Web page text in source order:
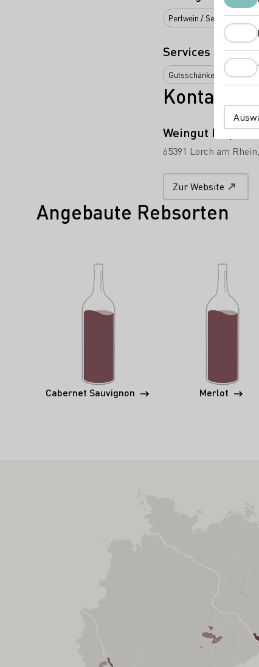
Perlwein / Secco Sekt
Services
Gutsschänke
Kontakt
Weingut Laquai
65391 Lorch am Rhein
Zur Website
Angebaute Rebsorten
Cabernet Sauvignon Merlot